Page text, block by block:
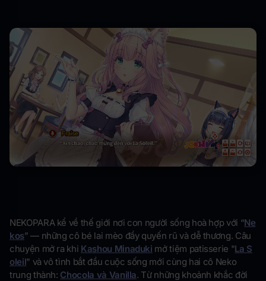
NEKOPARA kể về thế giới nơi con người sống hoà hợp với “Ne
kos” — những cô bé lai mèo đầy quyến rũ và dễ thương. Câu
chuyện mở ra khi Kashou Minaduki mở tiệm patisserie "La S
oleil" và vô tình bắt đầu cuộc sống mới cùng hai cô Neko
trung thành: Chocola và Vanilla. Từ những khoảnh khắc đời